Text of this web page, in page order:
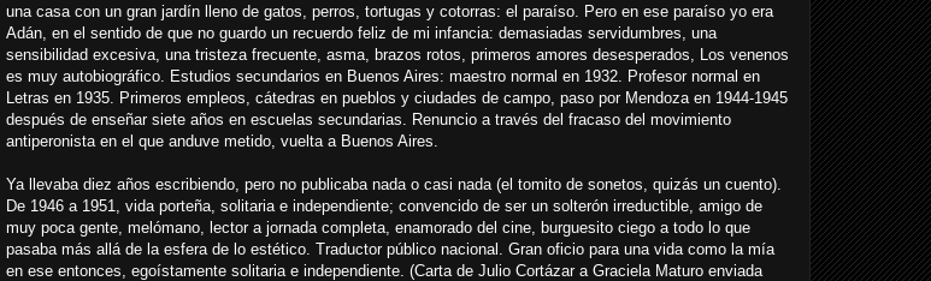
una casa con un gran jardín lleno de gatos, perros, tortugas y cotorras: el paraíso. Pero en ese paraíso yo era
Adán, en el sentido de que no guardo un recuerdo feliz de mi infancia: demasiadas servidumbres, una
sensibilidad excesiva, una tristeza frecuente, asma, brazos rotos, primeros amores desesperados, Los venenos
es muy autobiográfico. Estudios secundarios en Buenos Aires: maestro normal en 1932. Profesor normal en
Letras en 1935. Primeros empleos, cátedras en pueblos y ciudades de campo, paso por Mendoza en 1944-1945
después de enseñar siete años en escuelas secundarias. Renuncio a través del fracaso del movimiento
antiperonista en el que anduve metido, vuelta a Buenos Aires.
Ya llevaba diez años escribiendo, pero no publicaba nada o casi nada (el tomito de sonetos, quizás un cuento).
De 1946 a 1951, vida porteña, solitaria e independiente; convencido de ser un solterón irreductible, amigo de
muy poca gente, melómano, lector a jornada completa, enamorado del cine, burguesito ciego a todo lo que
pasaba más allá de la esfera de lo estético. Traductor público nacional. Gran oficio para una vida como la mía
en ese entonces, egoístamente solitaria e independiente. (Carta de Julio Cortázar a Graciela Maturo enviada